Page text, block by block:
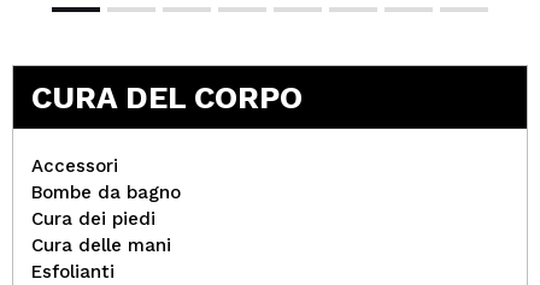
CURA DEL CORPO
Accessori
Bombe da bagno
Cura dei piedi
Cura delle mani
Esfolianti